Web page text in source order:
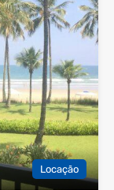
Locação